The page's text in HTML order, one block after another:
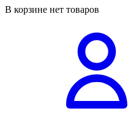
В корзине нет товаров